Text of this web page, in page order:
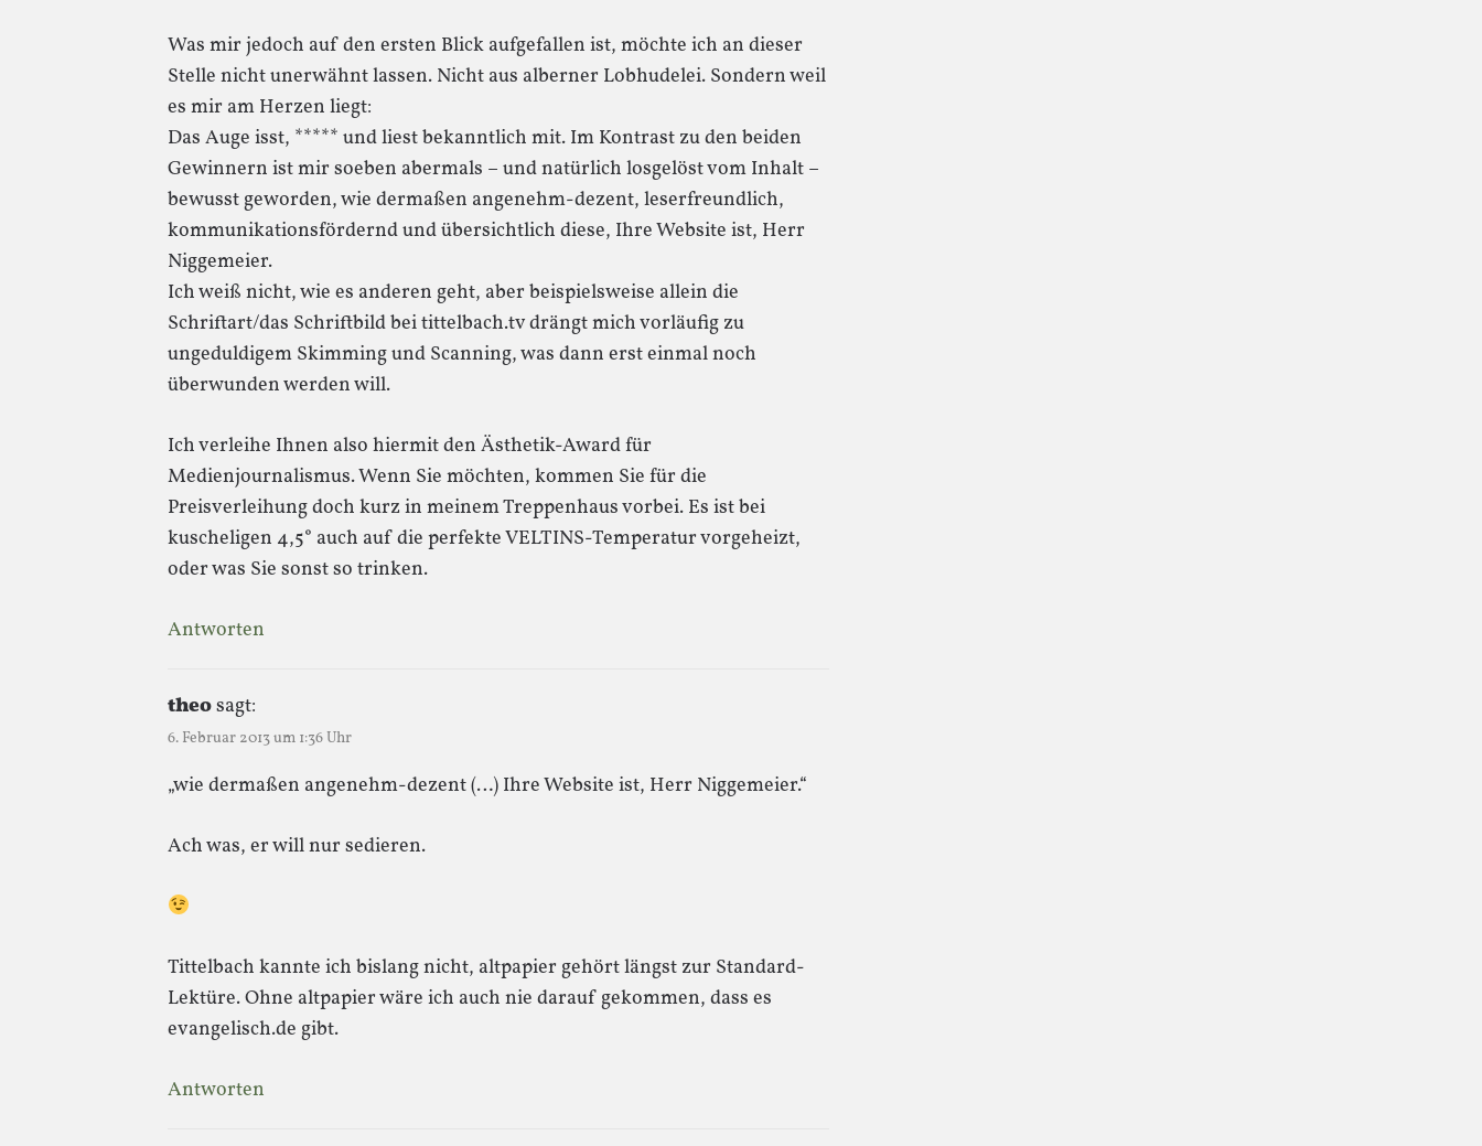
Was mir jedoch auf den ersten Blick aufgefallen ist, möchte ich an dieser
Stelle nicht unerwähnt lassen. Nicht aus alberner Lobhudelei. Sondern weil
es mir am Herzen liegt:
Das Auge isst, ***** und liest bekanntlich mit. Im Kontrast zu den beiden
Gewinnern ist mir soeben abermals – und natürlich losgelöst vom Inhalt –
bewusst geworden, wie dermaßen angenehm-dezent, leserfreundlich,
kommunikationsfördernd und übersichtlich diese, Ihre Website ist, Herr
Niggemeier.
Ich weiß nicht, wie es anderen geht, aber beispielsweise allein die
Schriftart/das Schriftbild bei tittelbach.tv drängt mich vorläufig zu
ungeduldigem Skimming und Scanning, was dann erst einmal noch
überwunden werden will.
Ich verleihe Ihnen also hiermit den Ästhetik-Award für
Medienjournalismus. Wenn Sie möchten, kommen Sie für die
Preisverleihung doch kurz in meinem Treppenhaus vorbei. Es ist bei
kuscheligen 4,5° auch auf die perfekte VELTINS-Temperatur vorgeheizt,
oder was Sie sonst so trinken.
Antworten
theosagt:
6. Februar 2013 um 1:36 Uhr
„wie dermaßen angenehm-dezent (…) Ihre Website ist, Herr Niggemeier.“
Ach was, er will nur sedieren.
Tittelbach kannte ich bislang nicht, altpapier gehört längst zur Standard-
Lektüre. Ohne altpapier wäre ich auch nie darauf gekommen, dass es
evangelisch.de gibt.
Antworten